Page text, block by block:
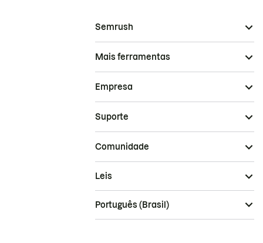
Semrush
Mais ferramentas
Empresa
Suporte
Comunidade
Leis
Português (Brasil)